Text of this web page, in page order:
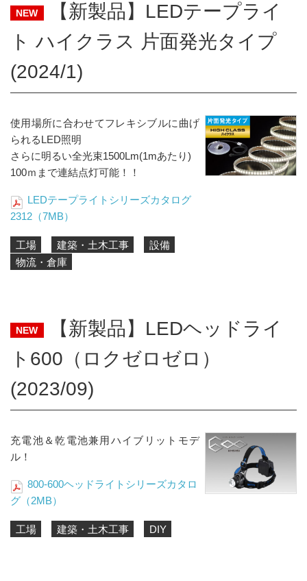
NEW
【新製品】LEDテープライ
ト ハイクラス 片面発光タイプ
(2024/1)
使用場所に合わせてフレキシブルに曲げ
られるLED照明
さらに明るい全光束1500Lm(1mあたり)
100ｍまで連結点灯可能！！
LEDテープライトシリーズカタログ
2312（7MB）
工場 建築・土木工事
設備
物流・倉庫
NEW
【新製品】LEDヘッドライ
ト600（ロクゼロゼロ）
(2023/09)
充電池＆乾電池兼用ハイブリットモデ
ル！
800-600ヘッドライトシリーズカタロ
グ（2MB）
工場 建築・土木工事 DIY